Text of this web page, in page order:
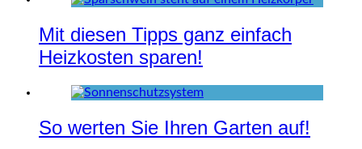
Mit diesen Tipps ganz einfach
Heizkosten sparen!
So werten Sie Ihren Garten auf!